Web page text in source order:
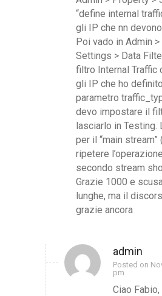
“define internal
gli IP che nn
Poi vado in Admin
Settings > Data
filtro Internal Traffic
gli IP che ho
parametro
devo impostare il
lasciarlo in Testing.
per il “main
ripetere
secondo stream
Grazie 1000 e
lunghe, ma il
grazie ancora
admin
Posted on
pm
Ciao Fabio,